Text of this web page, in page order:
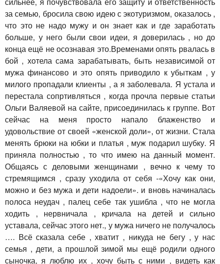
за семью, бросила свою идею с экотуризмом, оказалось ,
что это не надо мужу и он знает как и где заработать
больше, у него были свои идеи, я доверилась , но до
конца ещё не осознавая это.Временами опять рвалась в
бой , хотела сама зарабатывать, быть независимой от
мужа финансово и это опять приводило к убыткам , у
милого пропадали клиенты , а я заболевала. Я устала и
перестала сопртивляться , когда прочла первые статьи
Ольги Валяевой на сайте, присоединилась к группе. Вот
сейчас на меня просто напало блаженство и
удовольствие от своей «женской доли», от жизни. Стала
менять брюки на юбки и платья , муж подарил шубку. Я
приняла полностью , то что имею на данный момент.
Общаясь с деловыми женщинами , вечно к чему то
стремящимся , сразу уходила от себя -«Хочу как они,
можно и без мужа и дети надоели». и вновь начиналась
полоса неудач , палец себе так ушибла , что не могла
ходить , нервничала , кричала на детей и сильно
уставала, сейчас этого нет., у мужа ничего не получалось
…. Всё сказала себе , хватит , никуда не бегу , у нас
семья , дети, а прошлой зимой мы ещё родили одного
сыночка, я люблю их , хочу быть с ними , видеть как